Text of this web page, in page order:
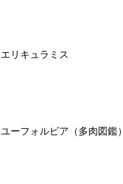
エリキュラミス
ユーフォルビア（多肉図鑑）